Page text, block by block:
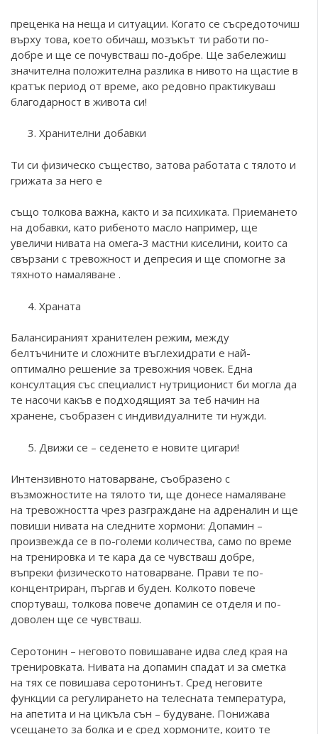
преценка на неща и ситуации. Когато се съсредоточиш
върху това, което обичаш, мозъкът ти работи по-
добре и ще се почувстваш по-добре. Ще забележиш
значителна положителна разлика в нивото на щастие в
кратък период от време, ако редовно практикуваш
благодарност в живота си!
Хранителни добавки
Ти си физическо същество, затова работата с тялото и
грижата за него е
също толкова важна, както и за психиката. Приемането
на добавки, като рибеното масло например, ще
увеличи нивата на омега-3 мастни киселини, които са
свързани с тревожност и депресия и ще спомогне за
тяхното намаляване .
Храната
Балансираният хранителен режим, между
белтъчините и сложните въглехидрати е най-
оптимално решение за тревожния човек. Една
консултация със специалист нутриционист би могла да
те насочи какъв е подходящият за теб начин на
хранене, съобразен с индивидуалните ти нужди.
Движи се – седенето е новите цигари!
Интензивното натоварване, съобразено с
възможностите на тялото ти, ще донесе намаляване
на тревожността чрез разграждане на адреналин и ще
повиши нивата на следните хормони: Допамин –
произвежда се в по-големи количества, само по време
на тренировка и те кара да се чувстваш добре,
въпреки физическото натоварване. Прави те по-
концентриран, пъргав и буден. Колкото повече
спортуваш, толкова повече допамин се отделя и по-
доволен ще се чувстваш.
Серотонин – неговото повишаване идва след края на
тренировката. Нивата на допамин спадат и за сметка
на тях се повишава серотонинът. Сред неговите
функции са регулирането на телесната температура,
на апетита и на цикъла сън – будуване. Понижава
усещането за болка и е сред хормоните, които те